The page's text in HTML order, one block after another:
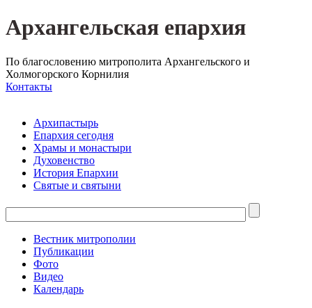
Архангельская епархия
По благословению митрополита Архангельского и
Холмогорского Корнилия
Контакты
Архипастырь
Епархия сегодня
Храмы и монастыри
Духовенство
История Епархии
Святые и святыни
Вестник митрополии
Публикации
Фото
Видео
Календарь